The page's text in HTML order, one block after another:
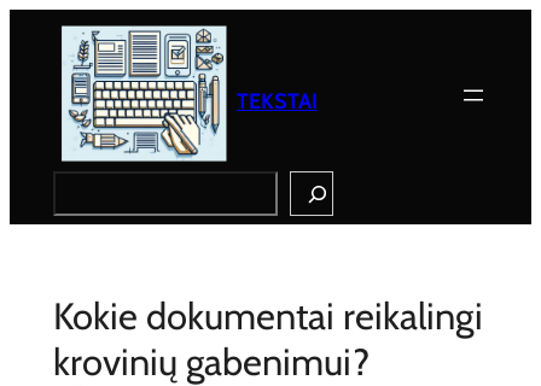
TEKSTAI
Kokie dokumentai reikalingi
krovinių gabenimui?